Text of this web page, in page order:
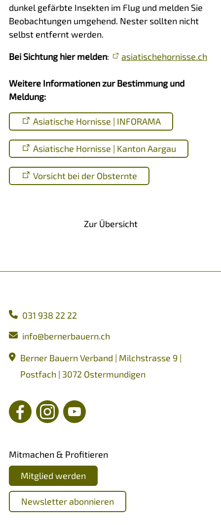
dunkel gefärbte Insekten im Flug und melden Sie
Beobachtungen umgehend. Nester sollten nicht
selbst entfernt werden.
Bei Sichtung hier melden: asiatischehornisse.ch
Weitere Informationen zur Bestimmung und
Meldung:
Asiatische Hornisse | INFORAMA
Asiatische Hornisse | Kanton Aargau
Vorsicht bei der Obsternte
Zur Übersicht
031 938 22 22
nf
b rn rb rn ch
Berner Bauern Verband | Milchstrasse 9 |
Postfach | 3072 Ostermundigen
Mitmachen & Profitieren
Mitglied werden
Newsletter abonnieren